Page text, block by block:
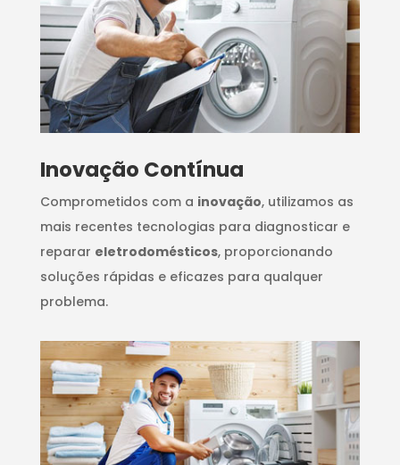
Inovação Contínua
Comprometidos com a inovação, utilizamos as
mais recentes tecnologias para diagnosticar e
reparar eletrodomésticos, proporcionando
soluções rápidas e eficazes para qualquer
problema.